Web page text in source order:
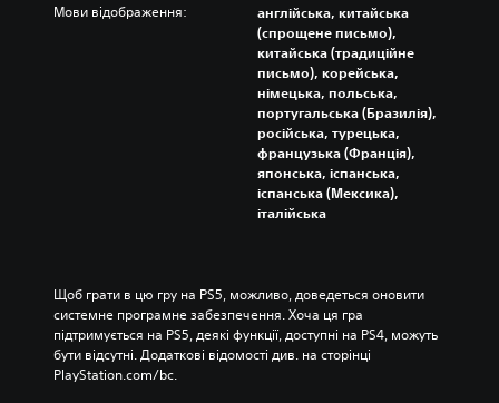
Мови відображення:
англійська, китайська
(спрощене письмо),
китайська (традиційне
письмо), корейська,
німецька, польська,
португальська (Бразилія),
російська, турецька,
французька (Франція),
японська, іспанська,
іспанська (Мексика),
італійська
Щоб грати в цю гру на PS5, можливо, доведеться оновити
системне програмне забезпечення. Хоча ця гра
підтримується на PS5, деякі функції, доступні на PS4, можуть
бути відсутні. Додаткові відомості див. на сторінці
PlayStation.com/bc.